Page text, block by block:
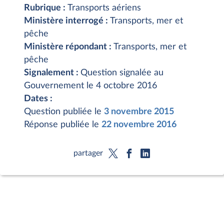
Rubrique : Transports aériens
Ministère interrogé : Transports, mer et
pêche
Ministère répondant : Transports, mer et
pêche
Signalement : Question signalée au
Gouvernement le 4 octobre 2016
Dates :
Question publiée le 3 novembre 2015
Réponse publiée le 22 novembre 2016
partager